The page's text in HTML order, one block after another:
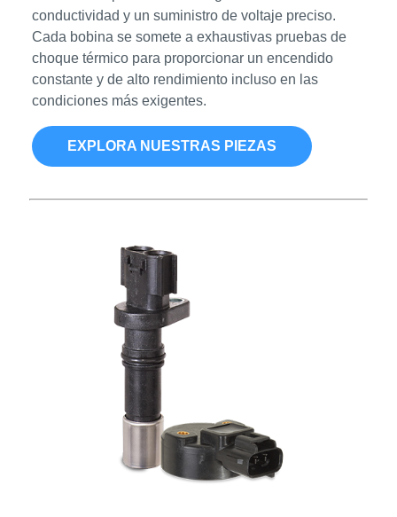
conductividad y un suministro de voltaje preciso.
Cada bobina se somete a exhaustivas pruebas de
choque térmico para proporcionar un encendido
constante y de alto rendimiento incluso en las
condiciones más exigentes.
EXPLORA NUESTRAS PIEZAS